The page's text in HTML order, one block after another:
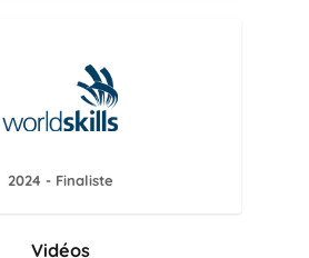
2024 - Finaliste
Vidéos